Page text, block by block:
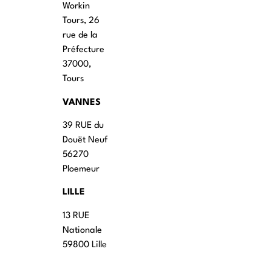
Workin
Tours, 26
rue de la
Préfecture
37000,
Tours
VANNES
39 RUE du
Douët Neuf
56270
Ploemeur
LILLE
13 RUE
Nationale
59800 Lille